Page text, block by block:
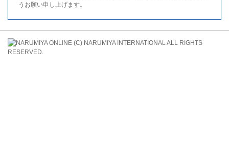
うお願い申し上げます。